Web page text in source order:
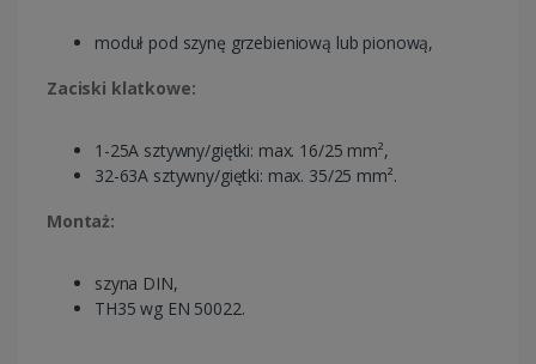
moduł pod szynę grzebieniową lub pionową,
Zaciski klatkowe:
1-25A sztywny/giętki: max. 16/25 mm²,
32-63A sztywny/giętki: max. 35/25 mm².
Montaż:
szyna DIN,
TH35 wg EN 50022.